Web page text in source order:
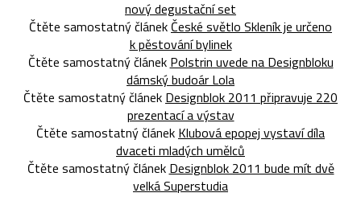
nový degustační set
Čtěte samostatný článek České světlo Skleník je určeno
k pěstování bylinek
Čtěte samostatný článek Polstrin uvede na Designbloku
dámský budoár Lola
Čtěte samostatný článek Designblok 2011 připravuje 220
prezentací a výstav
Čtěte samostatný článek Klubová epopej vystaví díla
dvaceti mladých umělců
Čtěte samostatný článek Designblok 2011 bude mít dvě
velká Superstudia